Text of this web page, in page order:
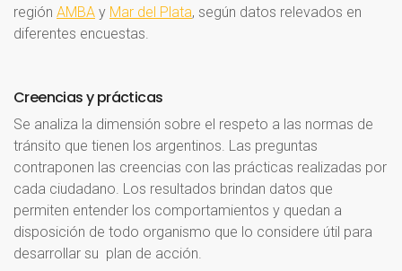
región AMBA y Mar del Plata, según datos relevados en
diferentes encuestas.
Creenciasyprácticas
Se analiza la dimensión sobre el respeto a las normas de
tránsito que tienen los argentinos. Las preguntas
contraponen las creencias con las prácticas realizadas por
cada ciudadano. Los resultados brindan datos que
permiten entender los comportamientos y quedan a
disposición de todo organismo que lo considere útil para
desarrollar su plan de acción.